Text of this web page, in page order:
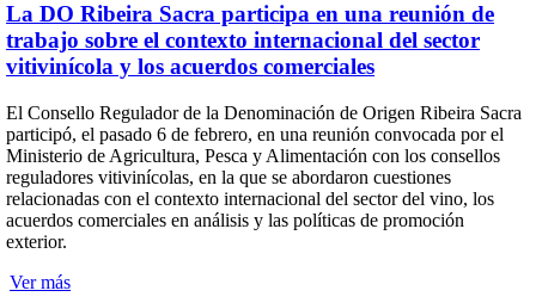
La DO Ribeira Sacra participa en una reunión de
trabajo sobre el contexto internacional del sector
vitivinícola y los acuerdos comerciales
El Consello Regulador de la Denominación de Origen Ribeira Sacra
participó, el pasado 6 de febrero, en una reunión convocada por el
Ministerio de Agricultura, Pesca y Alimentación con los consellos
reguladores vitivinícolas, en la que se abordaron cuestiones
relacionadas con el contexto internacional del sector del vino, los
acuerdos comerciales en análisis y las políticas de promoción
exterior.
Ver más